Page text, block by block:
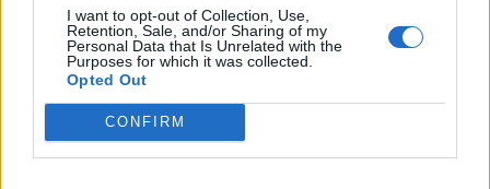
I want to opt-out of Collection, Use,
Retention, Sale, and/or Sharing of my
Personal Data that Is Unrelated with the
Purposes for which it was collected.
Opted Out
CONFIRM
surfaces très sales avec la même éponge que
celle pour les verres.
Ne laissez jamais tremper en permanence
l’éponge dans l’eau, favorisant ainsi la
macération.